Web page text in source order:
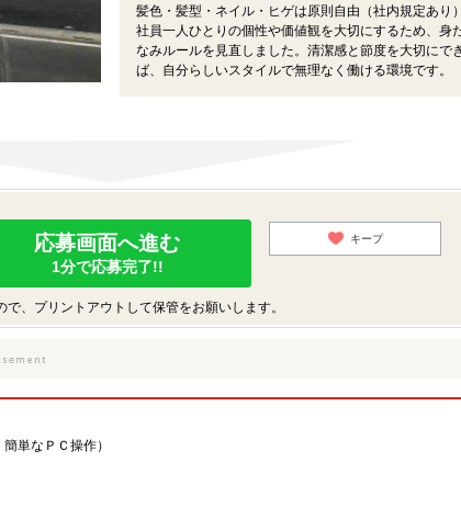
髪色・髪型・ネイル・ヒゲは原則自由（社内規定あり）
社員一人ひとりの個性や価値観を大切にするため、身
なみルールを見直しました。清潔感と節度を大切にで
ば、自分らしいスタイルで無理なく働ける環境です。
応募画面へ進む
1分で応募完了!!
キープ
、プリントアウトして保管をお願いします。
単なＰＣ操作）